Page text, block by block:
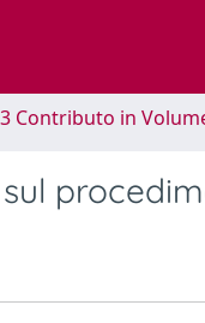
3 Contributo in